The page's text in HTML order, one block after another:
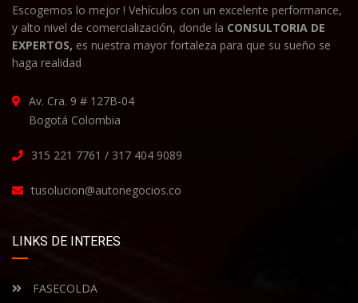
Escogemos lo mejor ! Vehículos con un excelente performance,
y alto nivel de comercialización, donde la CONSULTORIA DE
EXPERTOS, es nuestra mayor fortaleza para que su sueño se
haga realidad
Av. Cra. 9 # 127B-04
Bogotá Colombia
315 221 7761 / 317 404 9089
tusolucion@autonegocios.co
LINKS DE INTERES
FASECOLDA